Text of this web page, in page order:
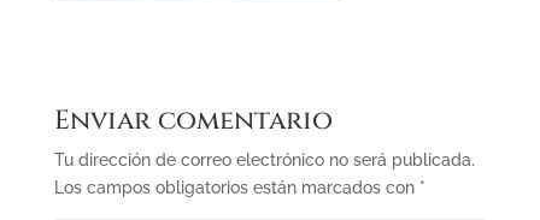
Enviar comentario
Tu dirección de correo electrónico no será publicada.
Los campos obligatorios están marcados con *